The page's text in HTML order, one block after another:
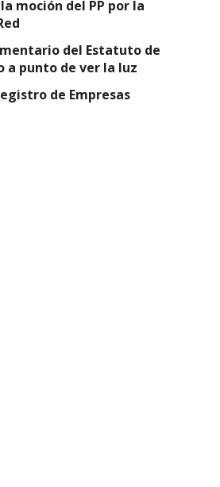
moción del PP por la
del Estatuto de
a punto de ver la luz
de Empresas